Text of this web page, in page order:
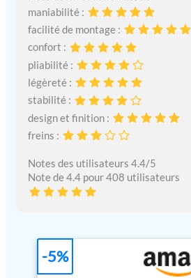
maniabilité :
facilité de montage :
confort :
pliabilité :
légèreté :
stabilité :
design et finition :
freins :
Notes des utilisateurs 4.4/5
Note de 4.4 pour 408 utilisateurs
-5%